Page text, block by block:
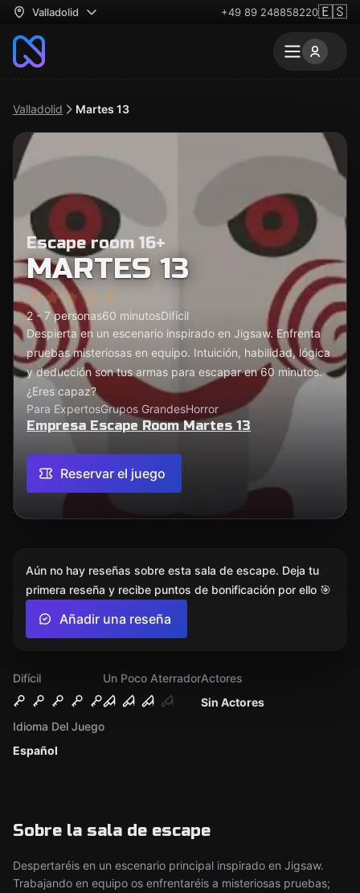
Valladolid +49 89 248858220🇪🇸
Valladolid Martes 13
Escape room 16+
MARTES 13
2 - 7 personas60 minutosDifícil
Despierta en un escenario inspirado en Jigsaw. Enfrenta
pruebas misteriosas en equipo. Intuición, habilidad, lógica
y deducción son tus armas para escapar en 60 minutos.
¿Eres capaz?
Para ExpertosGrupos GrandesHorror
Empresa Escape Room Martes 13
Reservar el juego
Difícil
Un Poco Aterrador
Sin Actores
Actores
Español
Idioma Del Juego
Sobre la sala de escape
Despertaréis en un escenario principal inspirado en Jigsaw.
Trabajando en equipo os enfrentaréis a misteriosas pruebas;
Aún no hay reseñas sobre esta sala de escape. Deja tu
primera reseña y recibe puntos de bonificación por ello 🎯
Añadir una reseña